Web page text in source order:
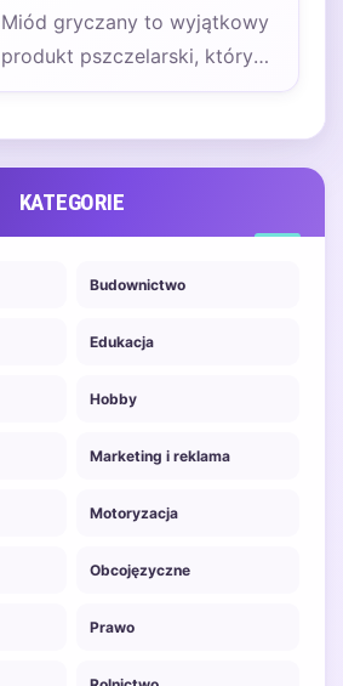
Miód gryczany to wyjątkowy
produkt pszczelarski, który
zdobywa coraz większą
KATEGORIE
Budownictwo
Edukacja
Hobby
Marketing i reklama
Motoryzacja
Obcojęzyczne
Prawo